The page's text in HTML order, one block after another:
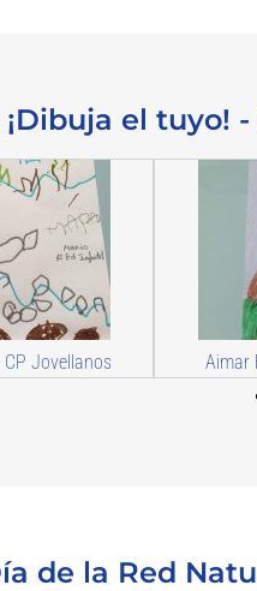
el tuyo!
Piantón 2
de la Red